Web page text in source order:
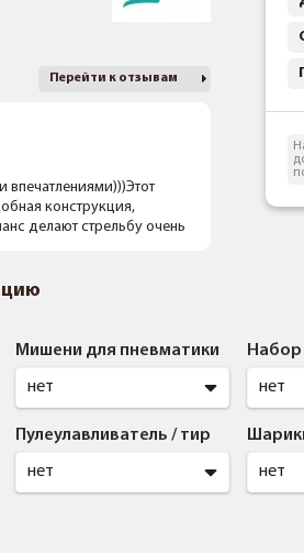
Перейти к отзывам
впечатлениями)))Этот
конструкция,
делают стрельбу очень
Мишени для пневматики
нет
Набор
нет
Пулеулавливатель / тир
нет нет